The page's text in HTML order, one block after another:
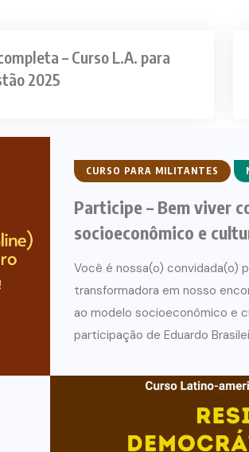
– Curso L.A. para
2025
CURSO PARA MILITANTES
Participe – Bem viver
socioeconômico e
Você é nossa(o) convidada(o)
transformadora em nosso
ao modelo socioeconômico e
participação de Eduardo